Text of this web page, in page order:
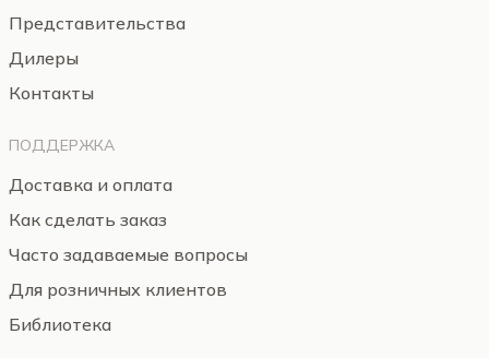
Представительства
Дилеры
Контакты
ПОДДЕРЖКА
Доставка и оплата
Как сделать заказ
Часто задаваемые вопросы
Для розничных клиентов
Библиотека